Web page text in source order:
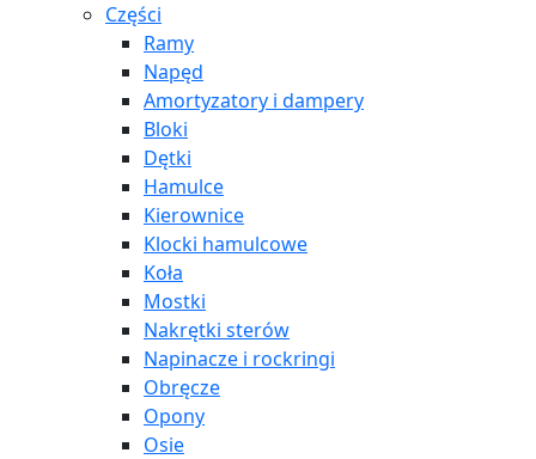
Części
Ramy
Napęd
Amortyzatory i dampery
Bloki
Dętki
Hamulce
Kierownice
Klocki hamulcowe
Koła
Mostki
Nakrętki sterów
Napinacze i rockringi
Obręcze
Opony
Osie